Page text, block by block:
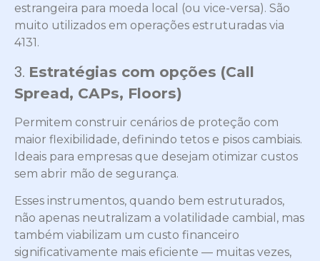
estrangeira para moeda local (ou vice-versa). São
muito utilizados em operações estruturadas via
4131.
3. Estratégias com opções (Call
Spread, CAPs, Floors)
Permitem construir cenários de proteção com
maior flexibilidade, definindo tetos e pisos cambiais.
Ideais para empresas que desejam otimizar custos
sem abrir mão de segurança.
Esses instrumentos, quando bem estruturados,
não apenas neutralizam a volatilidade cambial, mas
também viabilizam um custo financeiro
significativamente mais eficiente — muitas vezes,